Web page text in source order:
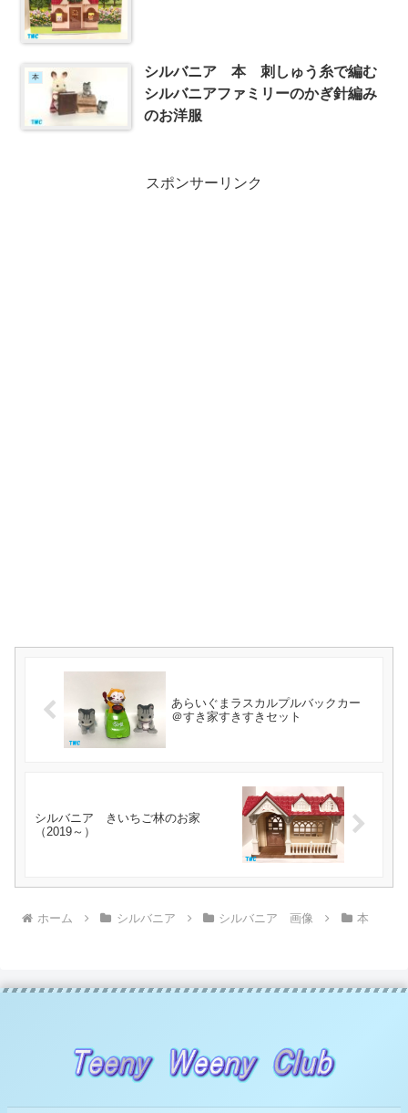
本
シルバニア 本 刺しゅう糸で編む
シルバニアファミリーのかぎ針編み
のお洋服
スポンサーリンク
あらいぐまラスカルプルバックカー
＠すき家すきすきセット
シルバニア きいちご林のお家
（2019～）
ホーム シルバニア シルバニア 画像 本